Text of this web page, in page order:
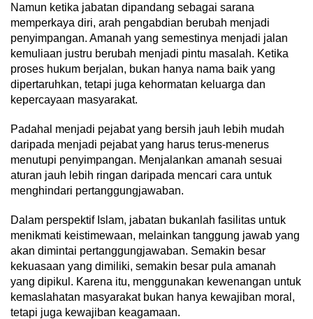
Namun ketika jabatan dipandang sebagai sarana
memperkaya diri, arah pengabdian berubah menjadi
penyimpangan. Amanah yang semestinya menjadi jalan
kemuliaan justru berubah menjadi pintu masalah. Ketika
proses hukum berjalan, bukan hanya nama baik yang
dipertaruhkan, tetapi juga kehormatan keluarga dan
kepercayaan masyarakat.
Padahal menjadi pejabat yang bersih jauh lebih mudah
daripada menjadi pejabat yang harus terus-menerus
menutupi penyimpangan. Menjalankan amanah sesuai
aturan jauh lebih ringan daripada mencari cara untuk
menghindari pertanggungjawaban.
Dalam perspektif Islam, jabatan bukanlah fasilitas untuk
menikmati keistimewaan, melainkan tanggung jawab yang
akan dimintai pertanggungjawaban. Semakin besar
kekuasaan yang dimiliki, semakin besar pula amanah
yang dipikul. Karena itu, menggunakan kewenangan untuk
kemaslahatan masyarakat bukan hanya kewajiban moral,
tetapi juga kewajiban keagamaan.